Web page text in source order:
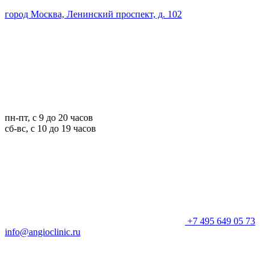
город Москва, Ленинский проспект, д. 102
пн-пт, с 9 до 20 часов
сб-вс, с 10 до 19 часов
+7 495 649 05 73
info@angioclinic.ru